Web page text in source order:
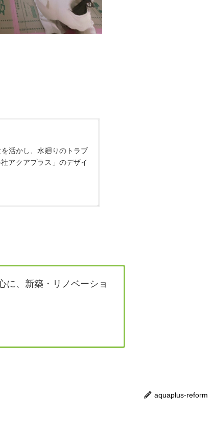
活かし、水廻りのトラブ
アクアプラス」のデザイ
に、新築・リノベーショ
aquaplus-reform